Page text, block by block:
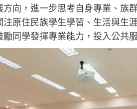
方向，進一步思考自身專業、族
注原住民族學生學習、生活與生
勵同學發揮專業能力，投入公共